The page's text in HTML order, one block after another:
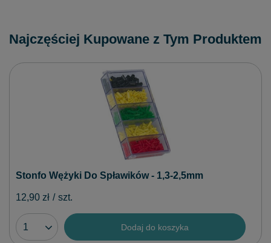
Najczęściej Kupowane z Tym Produktem
Stonfo Wężyki Do Spławików - 1,3-2,5mm
12,90 zł / szt.
Dodaj do koszyka